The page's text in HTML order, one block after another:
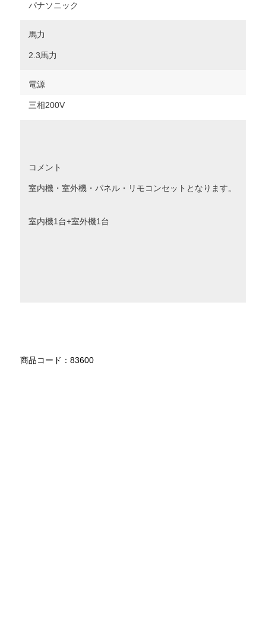
パナソニック
馬力
2.3馬力
電源
三相200V
コメント
室内機・室外機・パネル・リモコンセットとなります。
室内機1台+室外機1台
商品コード：83600